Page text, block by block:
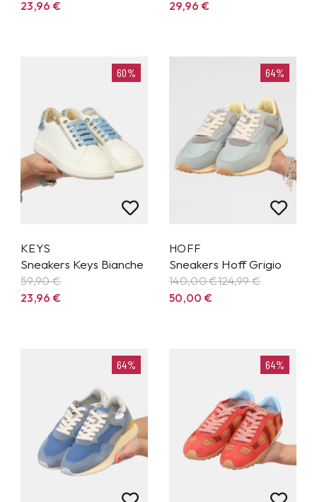
23,96€
29,96€
60%
KEYS
Sneakers Keys Bianche
59,90€
23,96€
64%
HOFF
Sneakers Hoff Grigio
140,00 €124,99€
50,00€
64% 64%